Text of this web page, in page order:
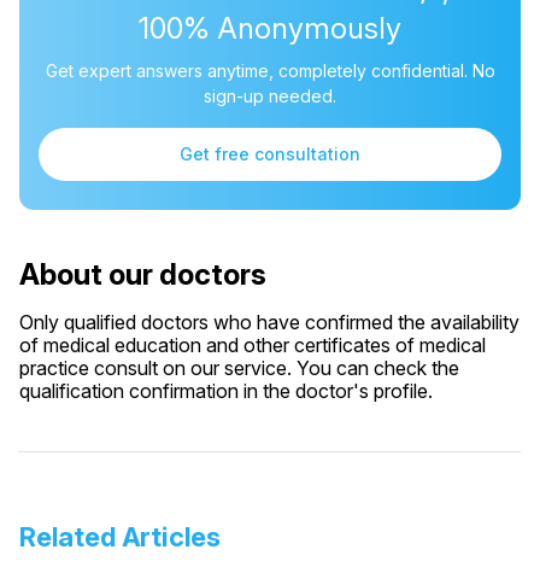
100% Anonymously
Get expert answers anytime, completely confidential. No
sign-up needed.
Get free consultation
About our doctors
Only qualified doctors who have confirmed the availability
of medical education and other certificates of medical
practice consult on our service. You can check the
qualification confirmation in the doctor's profile.
Related Articles